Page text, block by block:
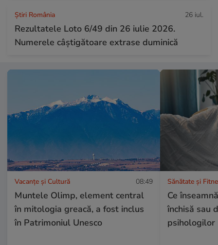
Știri România 26 iul.
Rezultatele Loto 6/49 din 26 iulie 2026.
Numerele câștigătoare extrase duminică
Vacanțe și Cultură 08:49
Muntele Olimp, element central
în mitologia greacă, a fost inclus
în Patrimoniul Unesco
Sănătate și
Ce
închisă sau
psihologilor